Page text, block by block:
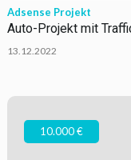
Adsense Projekt
Auto-Projekt mit
13.12.2022
10.000 €